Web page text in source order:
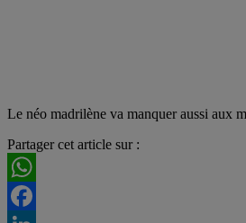
Le néo madrilène va manquer aussi aux
Partager cet article sur :
WhatsApp